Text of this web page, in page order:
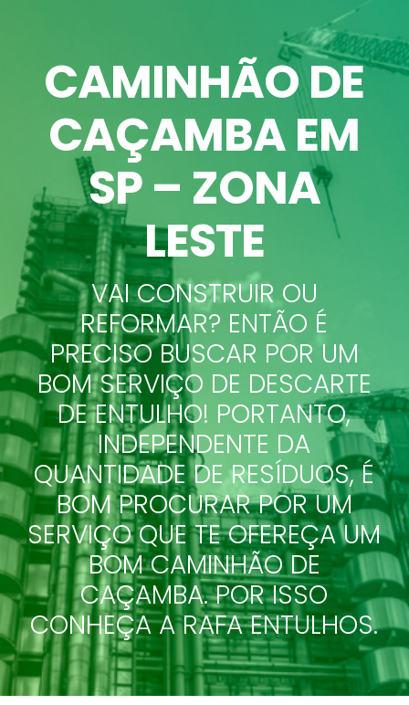
CAMINHÃO DE
CAÇAMBA EM
SP – ZONA
LESTE
VAI CONSTRUIR OU
REFORMAR? ENTÃO É
PRECISO BUSCAR POR UM
BOM SERVIÇO DE DESCARTE
DE ENTULHO! PORTANTO,
INDEPENDENTE DA
QUANTIDADE DE RESÍDUOS, É
BOM PROCURAR POR UM
SERVIÇO QUE TE OFEREÇA UM
BOM CAMINHÃO DE
CAÇAMBA. POR ISSO
CONHEÇA A RAFA ENTULHOS.